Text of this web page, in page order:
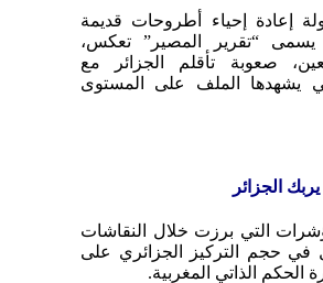
إعادة إحياء أطروحات قديمة
يسمى “تقرير المصير” تعكس،
صعوبة تأقلم الجزائر مع
يشهدها الملف على المستوى
الجزائر
التي برزت خلال النقاشات
في حجم التركيز الجزائري على
الحكم الذاتي المغربية.